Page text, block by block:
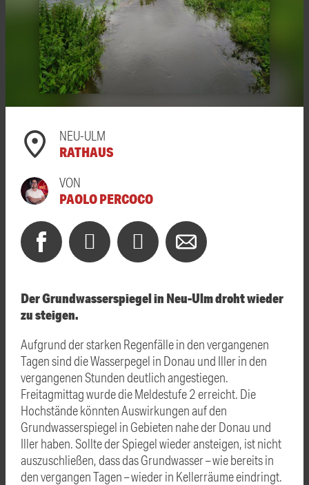
NEU-ULM
RATHAUS
VON
PAOLO PERCOCO
Der Grundwasserspiegel in Neu-Ulm droht wieder
zu steigen.
Aufgrund der starken Regenfälle in den vergangenen
Tagen sind die Wasserpegel in Donau und Iller in den
vergangenen Stunden deutlich angestiegen.
Freitagmittag wurde die Meldestufe 2 erreicht. Die
Hochstände könnten Auswirkungen auf den
Grundwasserspiegel in Gebieten nahe der Donau und
Iller haben. Sollte der Spiegel wieder ansteigen, ist nicht
auszuschließen, dass das Grundwasser – wie bereits in
den vergangen Tagen – wieder in Kellerräume eindringt.